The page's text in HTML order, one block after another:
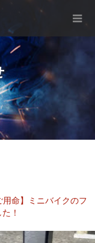
用命】ミニバイクのフ
！